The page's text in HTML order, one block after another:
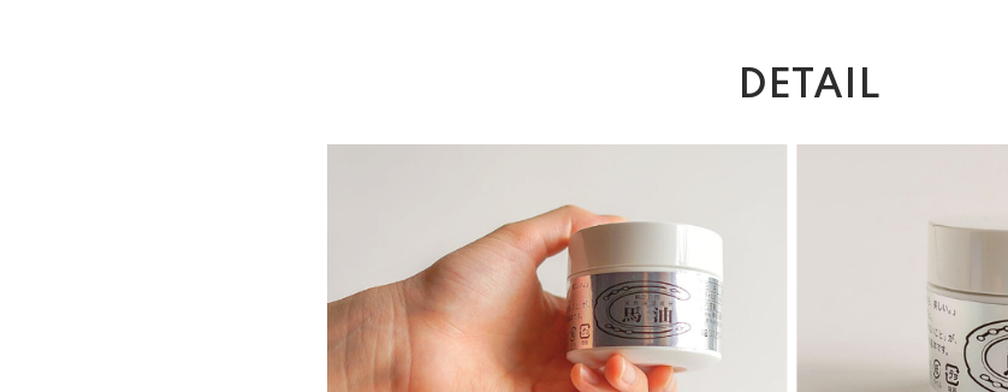
DETAIL